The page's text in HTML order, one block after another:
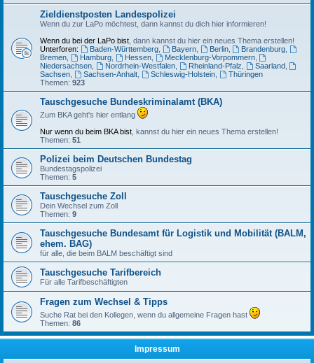
Zieldienstposten Landespolizei
Wenn du zur LaPo möchtest, dann kannst du dich hier informieren!
Wenn du bei der LaPo bist , dann kannst du hier ein neues Thema erstellen!
Unterforen:
Baden-Württemberg, Bayern, Berlin, Brandenburg
Bremen
Hamburg, Hessen, Mecklenburg-Vorpommern,
Niedersachsen
Nordrhein-Westfalen, Rheinland-Pfalz Saarland,
Sachsen
Sachsen-Anhalt, Schleswig-Holstein,
Thüringen
Themen: 923
Tauschgesuche Bundeskriminalamt (BKA)
Zum BKA geht's hier entlang
Nur wenn du beim BKA bist , kannst du hier ein neues Thema erstellen!
Themen: 51
Polizei beim Deutschen Bundestag
Bundestagspolizei
Themen: 5
Tauschgesuche Zoll
Dein Wechsel zum Zoll
Themen: 9
Tauschgesuche Bundesamt für Logistik und Mobilität (BALM,
ehem. BAG)
für alle, die beim BALM beschäftigt sind
Tauschgesuche Tarifbereich
Für alle Tarifbeschäftigten
Fragen zum Wechsel & Tipps
Suche Rat bei den Kollegen, wenn du allgemeine Fragen hast
Themen: 86
Impressum